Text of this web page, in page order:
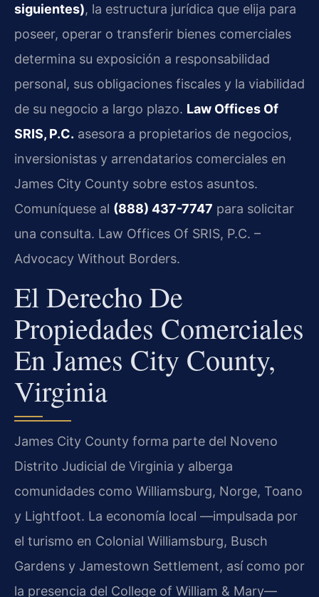
siguientes), la estructura jurídica que elija para
poseer, operar o transferir bienes comerciales
determina su exposición a responsabilidad
personal, sus obligaciones fiscales y la viabilidad
de su negocio a largo plazo. Law Offices Of
SRIS, P.C. asesora a propietarios de negocios,
inversionistas y arrendatarios comerciales en
James City County sobre estos asuntos.
Comuníquese al (888) 437-7747 para solicitar
una consulta. Law Offices Of SRIS, P.C. –
Advocacy Without Borders.
El Derecho De
Propiedades Comerciales
En James City County,
Virginia
James City County forma parte del Noveno
Distrito Judicial de Virginia y alberga
comunidades como Williamsburg, Norge, Toano
y Lightfoot. La economía local —impulsada por
el turismo en Colonial Williamsburg, Busch
Gardens y Jamestown Settlement, así como por
la presencia del College of William & Mary—